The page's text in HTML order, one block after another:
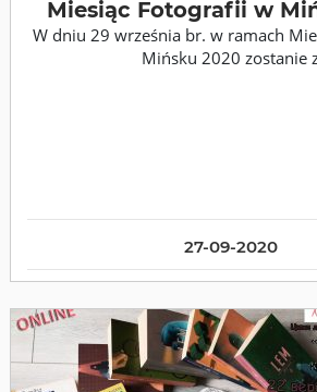
27-09-2020
Miesiąc Fotografii w
W dniu 29 września br. w ramach
Mińsku 2020 zostanie